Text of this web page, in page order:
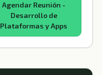
Agendar Reunión -
Desarrollo de
Plataformas y Apps